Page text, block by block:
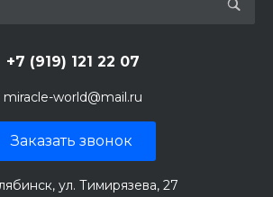
+7 (919) 121 22 07
miracle-world@mail.ru
Заказать звонок
ул. Тимирязева, 27